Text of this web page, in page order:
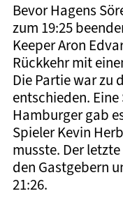
Bevor Hagens
zum 19:25
Keeper Aron
Rückkehr mit
Die Partie war zu
entschieden.
Hamburger gab
Spieler Kevin
musste. Der
den Gastgebern
21:26.